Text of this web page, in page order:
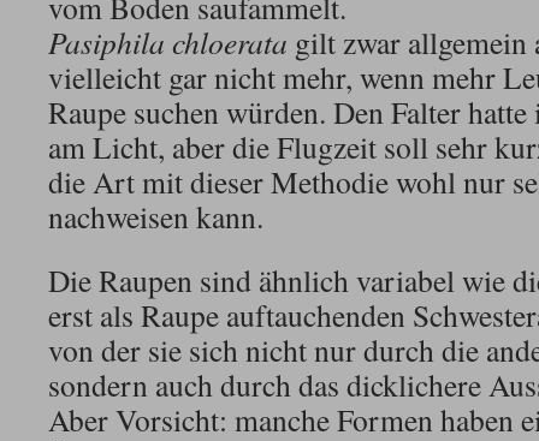
Pasiphila chloerata gilt zwar allgemein
vielleicht gar nicht mehr, wenn mehr
Raupe suchen würden. Den Falter
am Licht, aber die Flugzeit soll sehr
die Art mit dieser Methodie wohl nur
nachweisen kann.
Die Raupen sind ähnlich variabel wie
erst als Raupe auftauchenden
von der sie sich nicht nur durch die
sondern auch durch das dicklichere
Aber Vorsicht: manche Formen haben